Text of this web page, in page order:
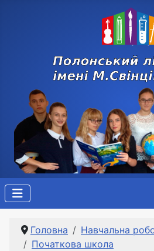
Головна
Навчальна
Початкова школа